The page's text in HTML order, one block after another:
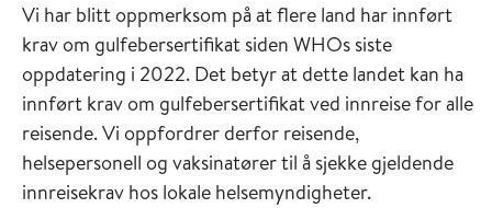
Vi har blitt oppmerksom på at flere land har innført
krav om gulfebersertifikat siden WHOs siste
oppdatering i 2022. Det betyr at dette landet kan ha
innført krav om gulfebersertifikat ved innreise for alle
reisende. Vi oppfordrer derfor reisende,
helsepersonell og vaksinatører til å sjekke gjeldende
innreisekrav hos lokale helsemyndigheter.